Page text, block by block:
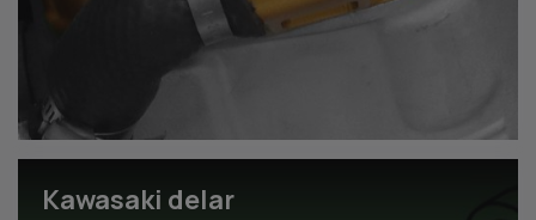
Kawasaki delar